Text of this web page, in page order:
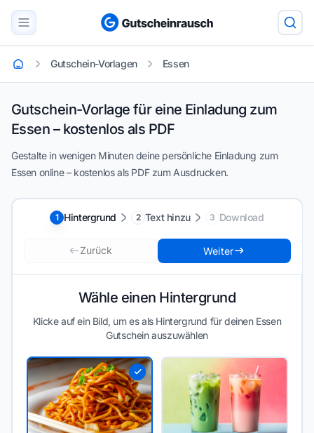
StartseiteGutschein-Vorlagen Essen
Gutschein-Vorlage für eine Einladung zum
Essen – kostenlos als PDF
Gestalte in wenigen Minuten deine persönliche Einladung zum
Essen online – kostenlos als PDF zum Ausdrucken.
1 Hintergrund 2 Text hinzu 3 Download
Zurück Weiter
Wähle einen Hintergrund
Klicke auf ein Bild, um es als Hintergrund für deinen Essen
Gutschein auszuwählen